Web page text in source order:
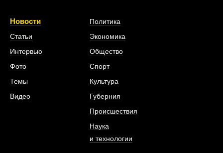
Новости
Статьи
Интервью
Фото
Темы
Видео
Политика
Экономика
Общество
Спорт
Культура
Губерния
Происшествия
Наука
и технологии